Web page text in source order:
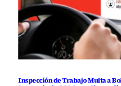
Inspección de Trabajo Multa a